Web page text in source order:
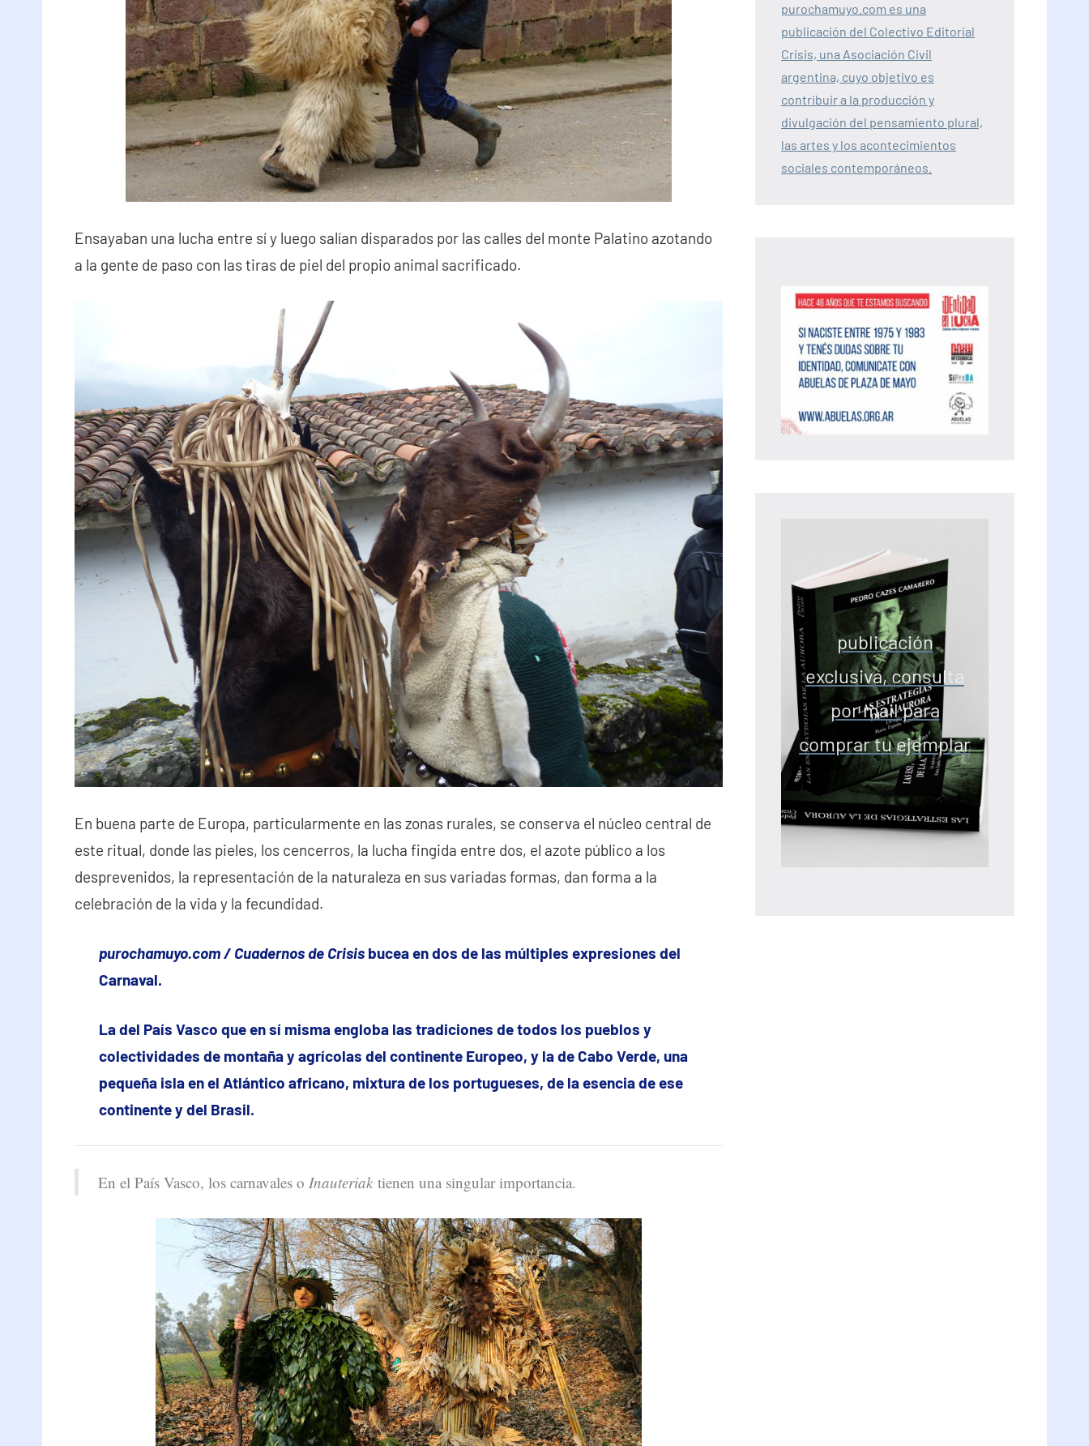
Ensayaban una lucha entre sí y luego salían disparados por las calles del monte Palatino azotando
a la gente de paso con las tiras de piel del propio animal sacrificado.
En buena parte de Europa, particularmente en las zonas rurales, se conserva el núcleo central de
este ritual, donde las pieles, los cencerros, la lucha fingida entre dos, el azote público a los
desprevenidos, la representación de la naturaleza en sus variadas formas, dan forma a la
celebración de la vida y la fecundidad.
purochamuyo.com / Cuadernos de Crisis bucea en dos de las múltiples expresiones del
Carnaval.
La del País Vasco que en sí misma engloba las tradiciones de todos los pueblos y
colectividades de montaña y agrícolas del continente Europeo, y la de Cabo Verde, una
pequeña isla en el Atlántico africano, mixtura de los portugueses, de la esencia de ese
continente y del Brasil.
En el País Vasco, los carnavales o Inauteriaktienen una singular importancia.
purochamuyo.com es una
publicación del Colectivo Editorial
Crisis, una Asociación Civil
argentina, cuyo objetivo es
contribuir a la producción y
divulgación del pensamiento plural,
las artes y los acontecimientos
sociales contemporáneos.
publicación
exclusiva, consulta
por mail para
comprar tu ejemplar